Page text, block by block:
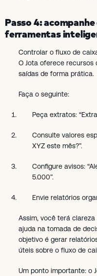
Passo 4:
ferramentas
Controlar o fluxo de
O Jota oferece recursos
saídas de forma prática.
Faça o seguinte:
Peça extratos:
Consulte valores
XYZ este mês?”.
Configure avisos:
5.000”.
Envie relatórios
Assim, você terá
ajuda na tomada de
objetivo é gerar
úteis sobre o fluxo de
Um ponto importante: o